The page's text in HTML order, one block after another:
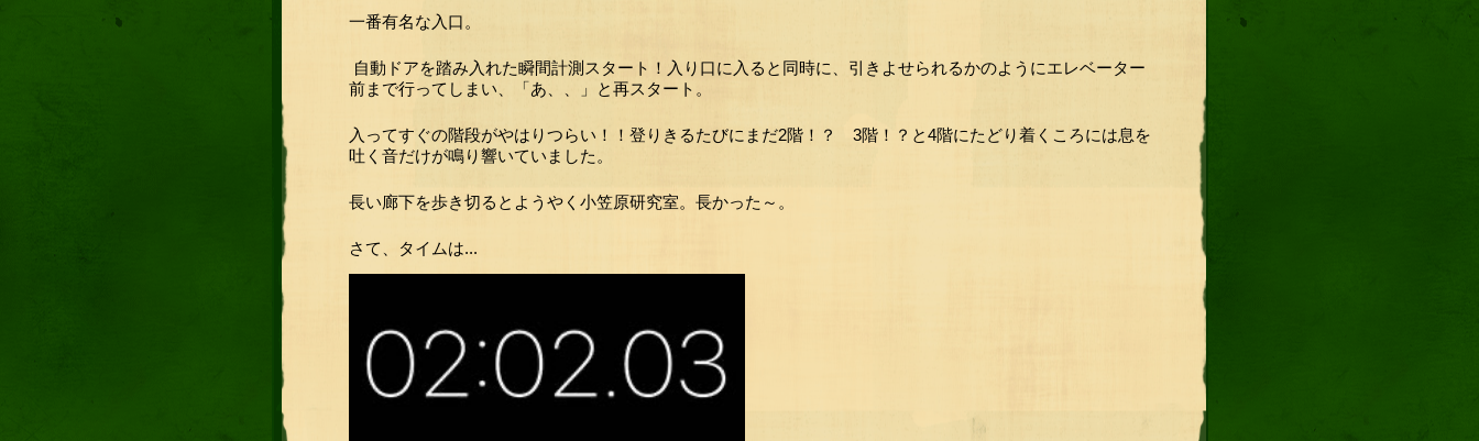
一番有名な入口。
自動ドアを踏み入れた瞬間計測スタート！入り口に入ると同時に、引きよせられるかのようにエレベーター
前まで行ってしまい、「あ、、」と再スタート。
入ってすぐの階段がやはりつらい！！登りきるたびにまだ2階！？ 3階！？と4階にたどり着くころには息を
吐く音だけが鳴り響いていました。
長い廊下を歩き切るとようやく小笠原研究室。長かった～。
さて、タイムは...